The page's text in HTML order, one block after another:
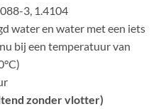
3, 1.4104
water en water met een iets
bij een temperatuur van
zonder vlotter)